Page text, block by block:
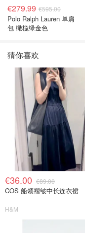
€279.99 €595.00
Polo Ralph Lauren 单肩
包 橄榄绿金色
猜你喜欢
€36.00 €89.00
COS 船领褶皱中长连衣裙
H&M